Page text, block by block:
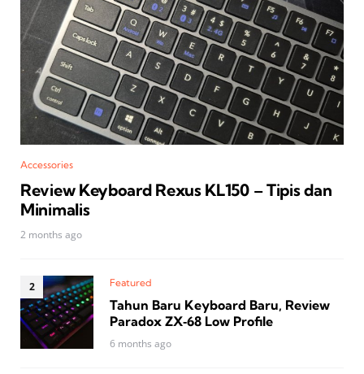
Accessories
Review Keyboard Rexus KL150 – Tipis dan
Minimalis
2 months ago
Featured
Tahun Baru Keyboard Baru, Review
Paradox ZX‑68 Low Profile
6 months ago